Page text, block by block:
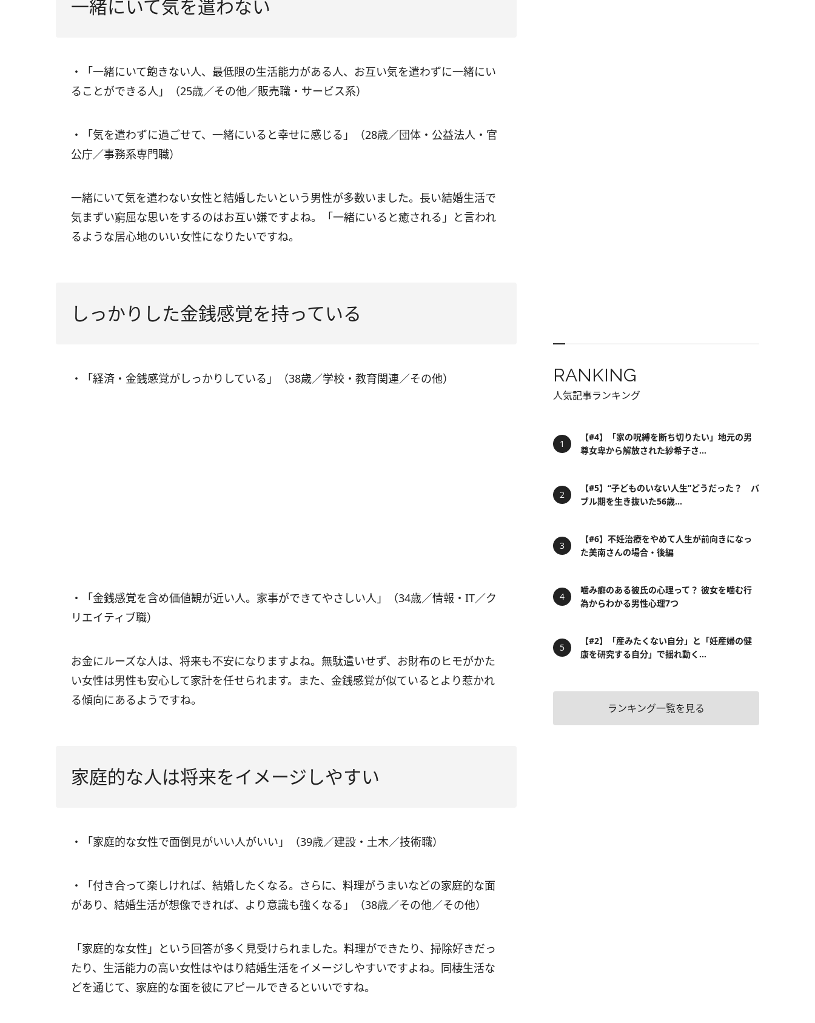
一緒にいて気を遣わない
・「一緒にいて飽きない人、最低限の生活能力がある人、お互い気を遣わずに一緒にい
ることができる人」（25歳／その他／販売職・サービス系）
・「気を遣わずに過ごせて、一緒にいると幸せに感じる」（28歳／団体・公益法人・官
公庁／事務系専門職）
一緒にいて気を遣わない女性と結婚したいという男性が多数いました。長い結婚生活で
気まずい窮屈な思いをするのはお互い嫌ですよね。「一緒にいると癒される」と言われ
るような居心地のいい女性になりたいですね。
しっかりした金銭感覚を持っている
・「経済・金銭感覚がしっかりしている」（38歳／学校・教育関連／その他）
・「金銭感覚を含め価値観が近い人。家事ができてやさしい人」（34歳／情報・IT／ク
リエイティブ職）
お金にルーズな人は、将来も不安になりますよね。無駄遣いせず、お財布のヒモがかた
い女性は男性も安心して家計を任せられます。また、金銭感覚が似ているとより惹かれ
る傾向にあるようですね。
家庭的な人は将来をイメージしやすい
・「家庭的な女性で面倒見がいい人がいい」（39歳／建設・土木／技術職）
・「付き合って楽しければ、結婚したくなる。さらに、料理がうまいなどの家庭的な面
があり、結婚生活が想像できれば、より意識も強くなる」（38歳／その他／その他）
「家庭的な女性」という回答が多く見受けられました。料理ができたり、掃除好きだっ
たり、生活能力の高い女性はやはり結婚生活をイメージしやすいですよね。同棲生活な
どを通じて、家庭的な面を彼にアピールできるといいですね。
RANKING
人気記事ランキング
【#4】「家の呪縛を断ち切りたい」地元の男
尊女卑から解放された紗希子さ...
【#5】“子どものいない人生”どうだった？ バ
ブル期を生き抜いた56歳...
【#6】不妊治療をやめて人生が前向きになっ
た美南さんの場合・後編
噛み癖のある彼氏の心理って？ 彼女を噛む行
為からわかる男性心理7つ
【#2】「産みたくない自分」と「妊産婦の健
康を研究する自分」で揺れ動く...
ランキング一覧を見る